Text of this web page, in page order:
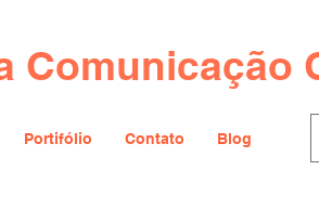
Comunicação
Portifólio Contato Blog